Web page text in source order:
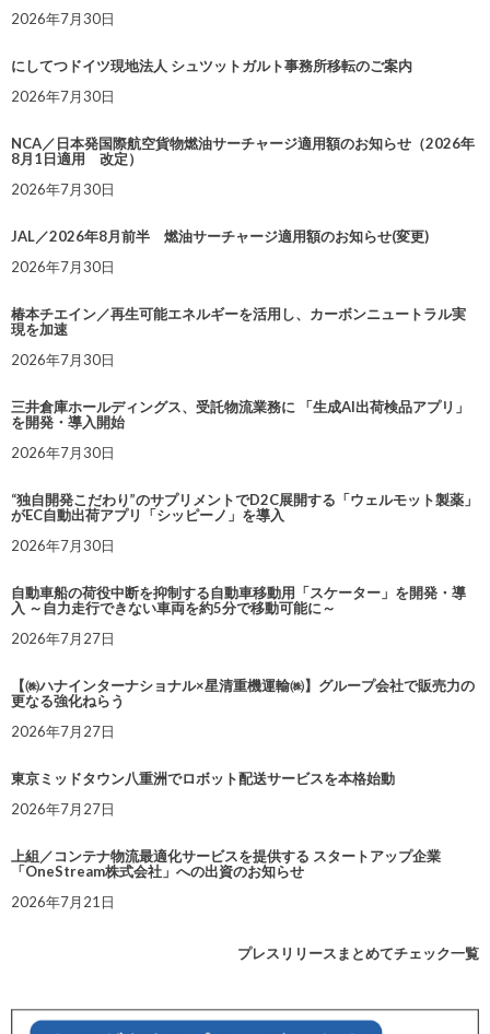
2026年7月30日
にしてつドイツ現地法人 シュツットガルト事務所移転のご案内
2026年7月30日
NCA／日本発国際航空貨物燃油サーチャージ適用額のお知らせ（2026年
8月1日適用 改定）
2026年7月30日
JAL／2026年8月前半 燃油サーチャージ適用額のお知らせ(変更)
2026年7月30日
椿本チエイン／再生可能エネルギーを活用し、カーボンニュートラル実
現を加速
2026年7月30日
三井倉庫ホールディングス、受託物流業務に 「生成AI出荷検品アプリ」
を開発・導入開始
2026年7月30日
“独自開発こだわり”のサプリメントでD2C展開する「ウェルモット製薬」
がEC自動出荷アプリ「シッピーノ」を導入
2026年7月30日
自動車船の荷役中断を抑制する自動車移動用「スケーター」を開発・導
入 ～自力走行できない車両を約5分で移動可能に～
2026年7月27日
【㈱ハナインターナショナル×星清重機運輸㈱】グループ会社で販売力の
更なる強化ねらう
2026年7月27日
東京ミッドタウン八重洲でロボット配送サービスを本格始動
2026年7月27日
上組／コンテナ物流最適化サービスを提供する スタートアップ企業
「OneStream株式会社」への出資のお知らせ
2026年7月21日
プレスリリースまとめてチェック一覧